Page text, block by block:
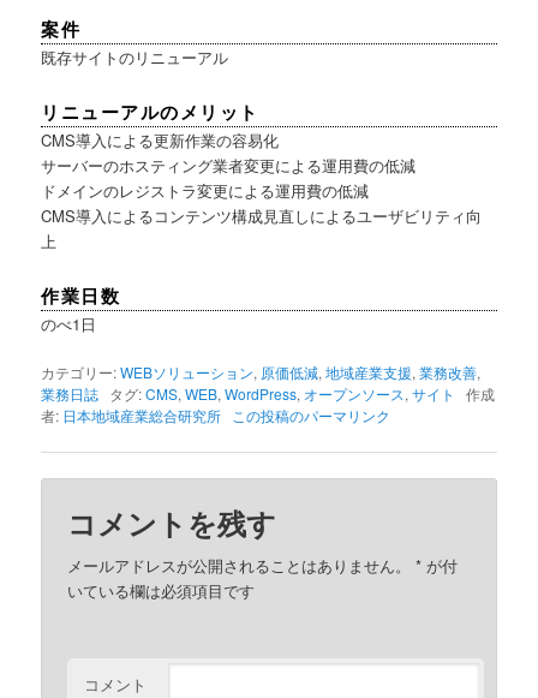
案件
既存サイトのリニューアル
リニューアルのメリット
CMS導入による更新作業の容易化
サーバーのホスティング業者変更による運用費の低減
ドメインのレジストラ変更による運用費の低減
CMS導入によるコンテンツ構成見直しによるユーザビリティ向
上
作業日数
のべ1日
カテゴリー:WEBソリューション, 原価低減,地域産業支援,業務改善,
業務日誌 タグ:CMS,WEB,WordPress, オープンソース,サイト
作成
者: 日本地域産業総合研究所 この投稿のパーマリンク
コメントを残す
メールアドレスが公開されることはありません。 * が付
いている欄は必須項目です
コメント